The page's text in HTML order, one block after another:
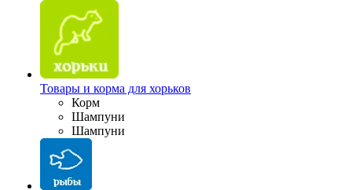
Товары и корма для хорьков
Корм
Шампуни
Шампуни